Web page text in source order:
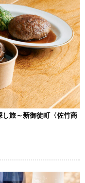
旅～新御徒町〈佐竹商